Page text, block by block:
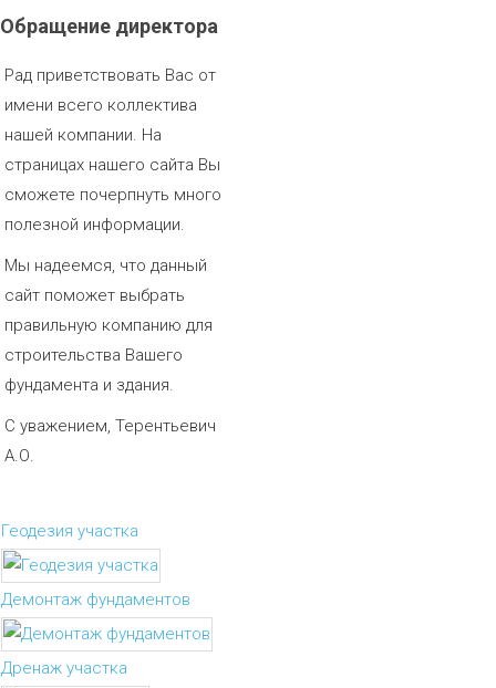
Обращение директора
Рад приветствовать Вас от
имени всего коллектива
нашей компании. На
страницах нашего сайта Вы
сможете почерпнуть много
полезной информации.
Мы надеемся, что данный
сайт поможет выбрать
правильную компанию для
строительства Вашего
фундамента и здания.
С уважением, Терентьевич
А.О.
Геодезия участка
Демонтаж фундаментов
Дренаж участка